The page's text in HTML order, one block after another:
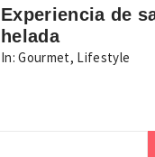
Experiencia de
helada
In: Gourmet, Lifestyle